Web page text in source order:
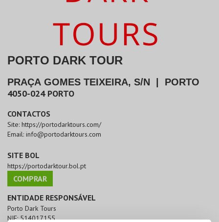
PORTO DARK TOUR
PRAÇA GOMES TEIXEIRA, S/N PORTO
4050-024 PORTO
CONTACTOS
Site: https://portodarktours.com/
Email: info@portodarktours.com
SITE BOL
https://portodarktour.bol.pt
COMPRAR
ENTIDADE RESPONSÁVEL
Porto Dark Tours
NIF:514017155